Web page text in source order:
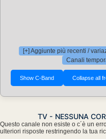
[+] Aggiunte più recenti /
Canali
TV - NESSUNA
Questo canale non esiste o c´è un
ulteriori risposte restringendo la tua